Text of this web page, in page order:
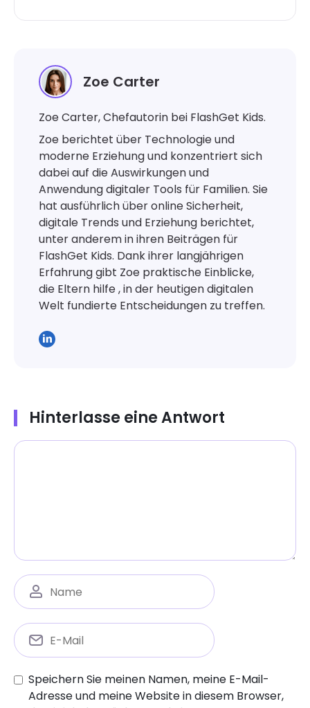
Zoe Carter
Zoe Carter, Chefautorin bei FlashGet Kids.
Zoe berichtet über Technologie und
moderne Erziehung und konzentriert sich
dabei auf die Auswirkungen und
Anwendung digitaler Tools für Familien. Sie
hat ausführlich über online Sicherheit,
digitale Trends und Erziehung berichtet,
unter anderem in ihren Beiträgen für
FlashGet Kids. Dank ihrer langjährigen
Erfahrung gibt Zoe praktische Einblicke,
die Eltern hilfe , in der heutigen digitalen
Welt fundierte Entscheidungen zu treffen.
Hinterlasse eine Antwort
Speichern Sie meinen Namen, meine E-Mail-
Adresse und meine Website in diesem Browser,